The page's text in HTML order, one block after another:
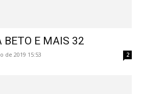
BETO E MAIS 32
de 2019 15:53 2